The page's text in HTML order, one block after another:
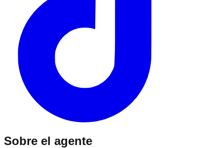
Sobre el agente